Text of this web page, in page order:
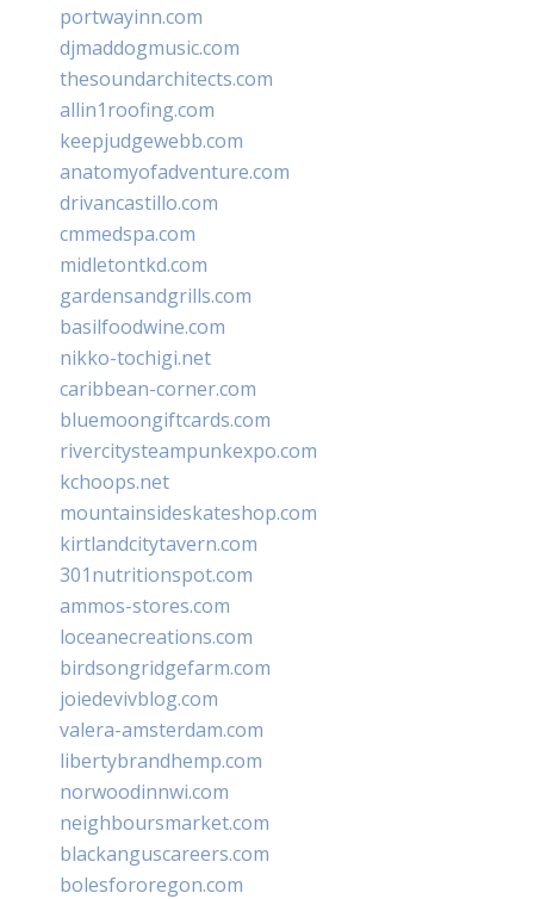
portwayinn.com
djmaddogmusic.com
thesoundarchitects.com
allin1roofing.com
keepjudgewebb.com
anatomyofadventure.com
drivancastillo.com
cmmedspa.com
midletontkd.com
gardensandgrills.com
basilfoodwine.com
nikko-tochigi.net
caribbean-corner.com
bluemoongiftcards.com
rivercitysteampunkexpo.com
kchoops.net
mountainsideskateshop.com
kirtlandcitytavern.com
301nutritionspot.com
ammos-stores.com
loceanecreations.com
birdsongridgefarm.com
joiedevivblog.com
valera-amsterdam.com
libertybrandhemp.com
norwoodinnwi.com
neighboursmarket.com
blackanguscareers.com
bolesfororegon.com